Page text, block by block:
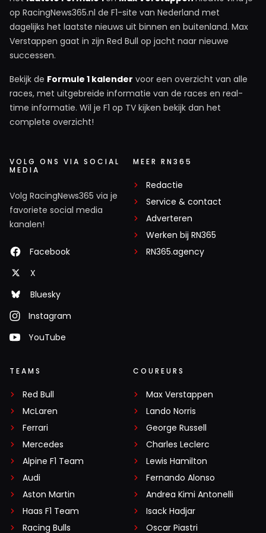
abaveld1541968442
20 november 2025 06:55
Jesus wat doet die man z’n naam eer aan “Zak”!
Milan Derolland
Wel grappig dat juist Brown anderen arrogant noemt....
Closecall
20 november 2025 12:25
Red Bull, op handen gedragen. Max dwingt met zijn
vechtlust, zijn kennis juist heel veel respect af binnen Red
Bull Racing. Dat is de reden waarom ze binnen Red Bull
Racing niet hun hoofden laten hangen als het slecht gaat,
want dat doet hun coureur Verstappen ook niet. Ze blijven
net als Max vechten en blijven zoeken naar oplossingen.
Verstappen hun blijft inspireren. Max dwingt respect af
door wat hij doet, dat is geen angst zoals Zak dat
Juist! Zoiets schrijf ik hier boven ook al voordat ik
jouw bijdrage las.
op RacingNews365.nl de F1-site van Nederland met
dagelijks het laatste nieuws uit binnen en buitenland. Max
Verstappen gaat in zijn Red Bull op jacht naar nieuwe
successen.
Bekijk de Formule 1 kalender voor een overzicht van alle
races, met uitgebreide informatie van de races en real-
time informatie. Wil je F1 op TV kijken bekijk dan het
complete overzicht!
VOLG ONS VIA SOCIAL
MEDIA
Volg RacingNews365 via je
favoriete social media
kanalen!
Facebook
X
Bluesky
Instagram
YouTube
MEER RN365
Redactie
Service & contact
Adverteren
Werken bij RN365
RN365.agency
TEAMS
Red Bull
McLaren
Ferrari
Mercedes
Alpine F1 Team
Audi
Aston Martin
Haas F1 Team
Racing Bulls
COUREURS
Max Verstappen
Lando Norris
George Russell
Charles Leclerc
Lewis Hamilton
Fernando Alonso
Andrea Kimi Antonelli
Isack Hadjar
Oscar Piastri